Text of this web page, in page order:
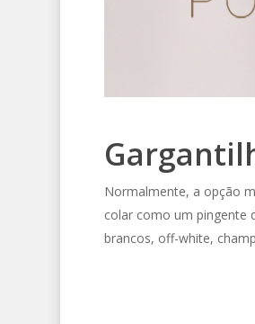
Normalmente, a opção
colar como um pingente
brancos, off-white,